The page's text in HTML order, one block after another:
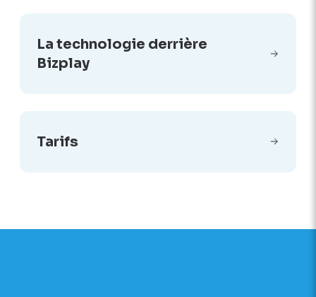
La technologie derrière
Bizplay
Tarifs